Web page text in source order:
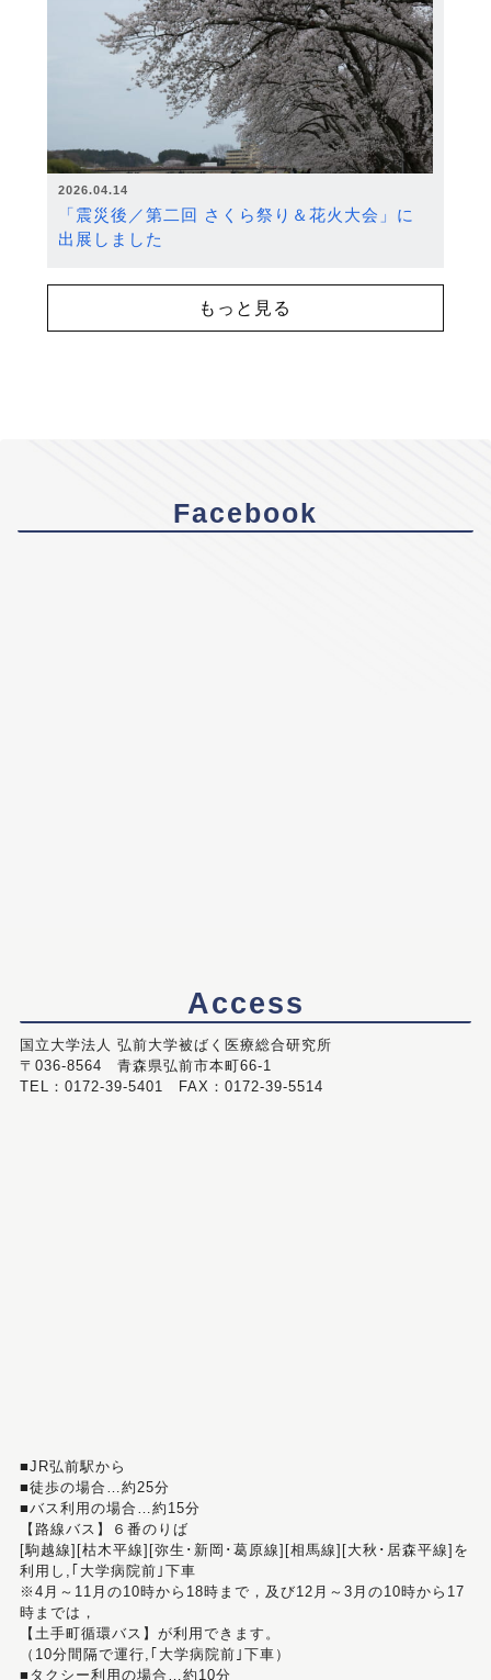
2026.04.14
「震災後／第二回 さくら祭り＆花火大会」に
出展しました
もっと見る
Facebook
Access
国立大学法人 弘前大学被ばく医療総合研究所
〒036-8564 青森県弘前市本町66-1
TEL：0172-39-5401 FAX：0172-39-5514
■JR弘前駅から
■徒歩の場合…約25分
■バス利用の場合…約15分
【路線バス】６番のりば
[駒越線][枯木平線][弥生･新岡･葛原線][相馬線][大秋･居森平線]を
利用し,｢大学病院前｣下車
※4月～11月の10時から18時まで，及び12月～3月の10時から17
時までは，
【土手町循環バス】が利用できます。
（10分間隔で運行,｢大学病院前｣下車）
■タクシー利用の場合…約10分